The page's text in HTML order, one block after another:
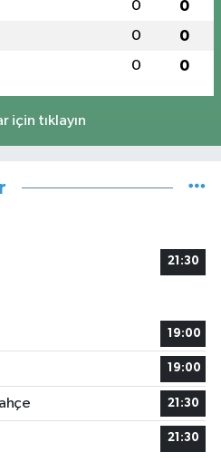
0 0
0 0
0 0
için tıklayın
21:30
19:00
19:00
21:30
21:30